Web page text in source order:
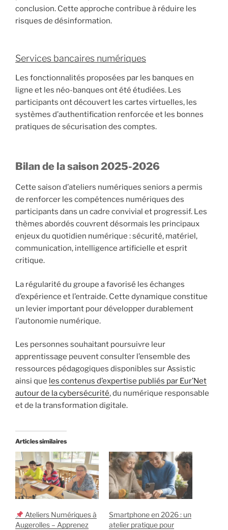
conclusion. Cette approche contribue à réduire les
risques de désinformation.
Services bancaires numériques
Les fonctionnalités proposées par les banques en
ligne et les néo-banques ont été étudiées. Les
participants ont découvert les cartes virtuelles, les
systèmes d’authentification renforcée et les bonnes
pratiques de sécurisation des comptes.
Bilan de la saison 2025-2026
Cette saison d’ateliers numériques seniors a permis
de renforcer les compétences numériques des
participants dans un cadre convivial et progressif. Les
thèmes abordés couvrent désormais les principaux
enjeux du quotidien numérique : sécurité, matériel,
communication, intelligence artificielle et esprit
critique.
La régularité du groupe a favorisé les échanges
d’expérience et l’entraide. Cette dynamique constitue
un levier important pour développer durablement
l’autonomie numérique.
Les personnes souhaitant poursuivre leur
apprentissage peuvent consulter l’ensemble des
ressources pédagogiques disponibles sur Assistic
ainsi que les contenus d’expertise publiés par Eur’Net
autour de la cybersécurité, du numérique responsable
et de la transformation digitale.
Articles similaires
Ateliers Numériques à
Augerolles – Apprenez
Smartphone en 2026 : un
atelier pratique pour